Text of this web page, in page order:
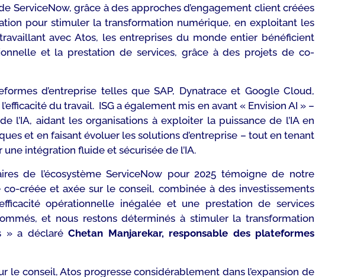
grâce à des approches d’engagement client créées
pour stimuler la transformation numérique, en exploitant les
avec Atos, les entreprises du monde entier bénéficient
et la prestation de services, grâce à des projets de co-
d’entreprise telles que SAP, Dynatrace et Google Cloud,
du travail. ISG a également mis en avant « Envision AI » –
l’IA, aidant les organisations à exploiter la puissance de l’IA en
et en faisant évoluer les solutions d’entreprise – tout en tenant
intégration fluide et sécurisée de l’IA.
de l’écosystème ServiceNow pour 2025 témoigne de notre
créée et axée sur le conseil, combinée à des investissements
opérationnelle inégalée et une prestation de services
et nous restons déterminés à stimuler la transformation
» a déclaréChetan Manjarekar, responsable des plateformes
le conseil, Atos progresse considérablement dans l’expansion de